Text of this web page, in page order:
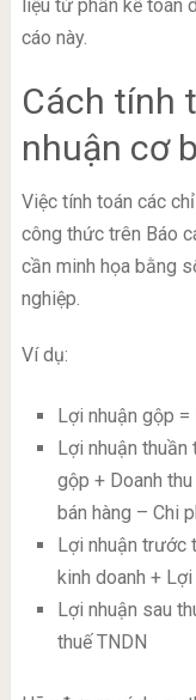
liệu từ phần kế toán
cáo này.
Cách tính
nhuận cơ
Việc tính toán các
công thức trên Báo
cần minh họa bằng
nghiệp.
Ví dụ:
Lợi nhuận gộp =
Lợi nhuận
gộp + Doanh
bán hàng – Chi
Lợi nhuận trước
kinh doanh +
Lợi nhuận sau
thuế TNDN